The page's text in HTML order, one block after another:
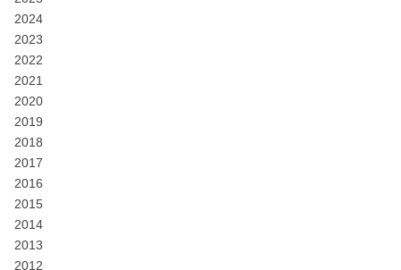
2024
2023
2022
2021
2020
2019
2018
2017
2016
2015
2014
2013
2012